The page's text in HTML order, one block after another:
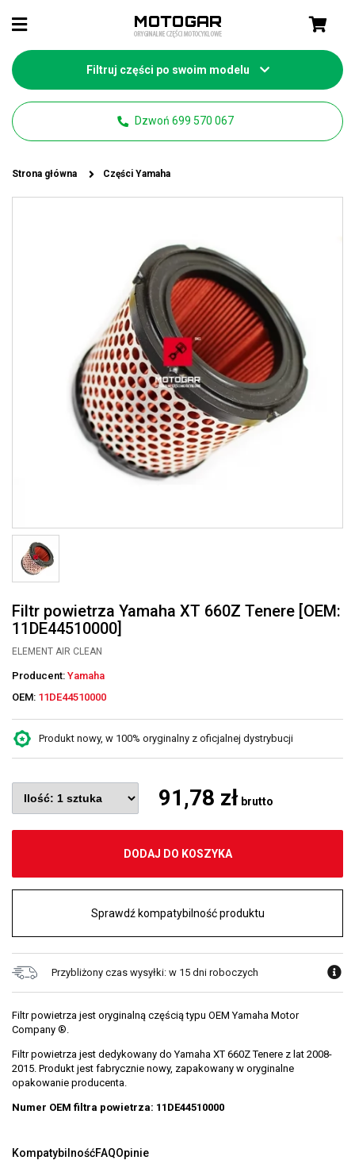
Filtruj części po swoim modelu
Dzwoń 699 570 067
Strona główna Części Yamaha
Filtr powietrza Yamaha XT 660Z Tenere [OEM:
11DE44510000]
ELEMENT AIR CLEAN
Producent: Yamaha
OEM: 11DE44510000
Produkt nowy, w 100% oryginalny z oficjalnej dystrybucji
91,78 zł brutto
DODAJ DO KOSZYKA
Sprawdź kompatybilność produktu
Przybliżony czas wysyłki: w 15 dni roboczych
Filtr powietrza jest oryginalną częścią typu OEM Yamaha Motor
Company ®.
Filtr powietrza jest dedykowany do Yamaha XT 660Z Tenere z lat 2008-
2015. Produkt jest fabrycznie nowy, zapakowany w oryginalne
opakowanie producenta.
Numer OEM filtra powietrza: 11DE44510000
KompatybilnośćFAQOpinie